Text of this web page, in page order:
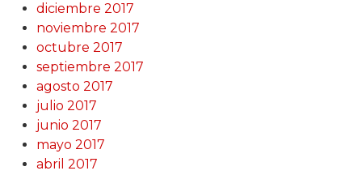
diciembre 2017
noviembre 2017
octubre 2017
septiembre 2017
agosto 2017
julio 2017
junio 2017
mayo 2017
abril 2017